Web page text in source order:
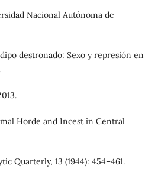
Nacional Autónoma de
destronado: Sexo y represión en
Horde and Incest in Central
Quarterly, 13 (1944): 454–461.